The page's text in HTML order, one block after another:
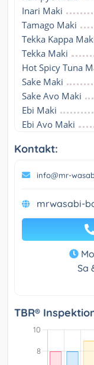
Inari Maki
Tamago Maki
Tekka Kappa
Tekka Maki
Hot Spicy Tuna
Sake Maki
Sake Avo Maki
Ebi Maki
Ebi Avo Maki
Kontakt:
info@mr-
mrwasabi-
Sa
TBR®